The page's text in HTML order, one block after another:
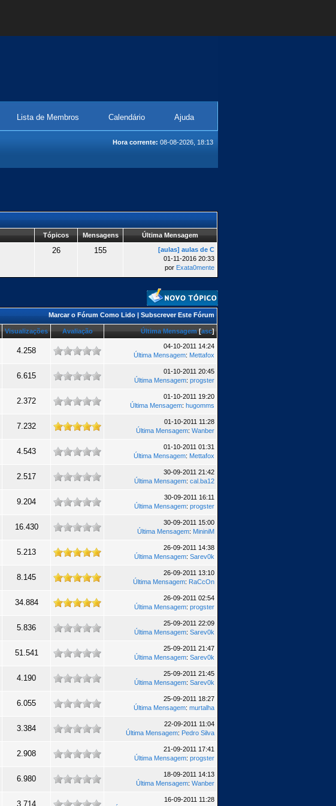
Lista de Membros Calendário Ajuda
Hora corrente: 08-08-2026, 18:13
Tópicos Mensagens Última Mensagem
26 155
[aulas] aulas de C
01-11-2016 20:33
por Exata0mente
Marcar o Fórum Como Lido | Subscrever Este Fórum
Visualizações Avaliação Última Mensagem [asc]
4.258
04-10-2011 14:24
Última Mensagem: Mettafox
6.615
01-10-2011 20:45
Última Mensagem: progster
2.372
01-10-2011 19:20
Última Mensagem: hugomms
7.232
01-10-2011 11:28
Última Mensagem: Wanber
4.543
01-10-2011 01:31
Última Mensagem: Mettafox
2.517
30-09-2011 21:42
Última Mensagem: cal.ba12
9.204
30-09-2011 16:11
Última Mensagem: progster
16.430
30-09-2011 15:00
Última Mensagem: MininiM
5.213
26-09-2011 14:38
Última Mensagem: Sarev0k
8.145
26-09-2011 13:10
Última Mensagem: RaCcOn
34.884
26-09-2011 02:54
Última Mensagem: progster
5.836
25-09-2011 22:09
Última Mensagem: Sarev0k
51.541
25-09-2011 21:47
Última Mensagem: Sarev0k
4.190
25-09-2011 21:45
Última Mensagem: Sarev0k
6.055
25-09-2011 18:27
Última Mensagem: murtalha
3.384
22-09-2011 11:04
Última Mensagem: Pedro Silva
2.908
21-09-2011 17:41
Última Mensagem: progster
6.980
18-09-2011 14:13
Última Mensagem: Wanber
3.714
16-09-2011 11:28